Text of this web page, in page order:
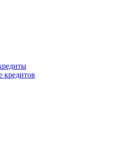
кредитов